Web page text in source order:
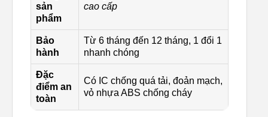
sản
phẩm
cao cấp
Bảo
hành
Từ 6 tháng đến 12 tháng, 1 đổi 1
nhanh chóng
Đặc
điểm an
toàn
Có IC chống quá tải, đoản mạch,
vỏ nhựa ABS chống cháy